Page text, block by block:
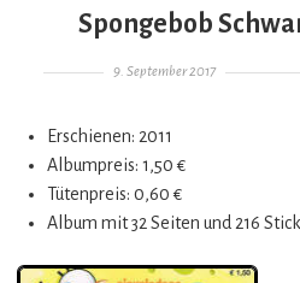
Spongebob
Gepostet am
9. September 2017
Erschienen: 2011
Albumpreis: 1,50 €
Tütenpreis: 0,60 €
Album mit 32 Seiten und 216